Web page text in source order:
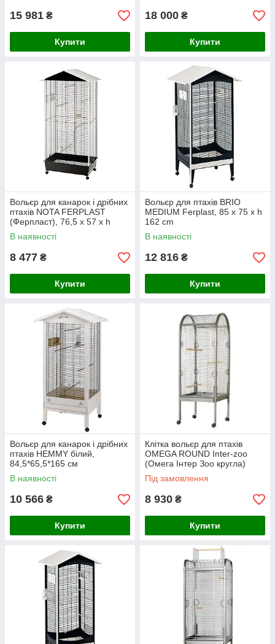
15 981 ₴
Купити
18 000 ₴
Купити
Вольєр для канарок і дрібних
птахів NOTA FERPLAST
(Ферпласт), 76,5 x 57 x h
161,5 см
В наявності
8 477 ₴
Купити
Вольєр для птахів BRIO
MEDIUM Ferplast, 85 x 75 x h
162 cm
В наявності
12 816 ₴
Купити
Вольєр для канарок і дрібних
птахів HEMMY білий,
84,5*65,5*165 см
В наявності
10 566 ₴
Купити
Клітка вольєр для птахів
OMEGA ROUND Inter-zoo
(Омега Інтер Зоо кругла)
прут 2 хром, 56*56*157см
Під замовлення
8 930 ₴
Купити